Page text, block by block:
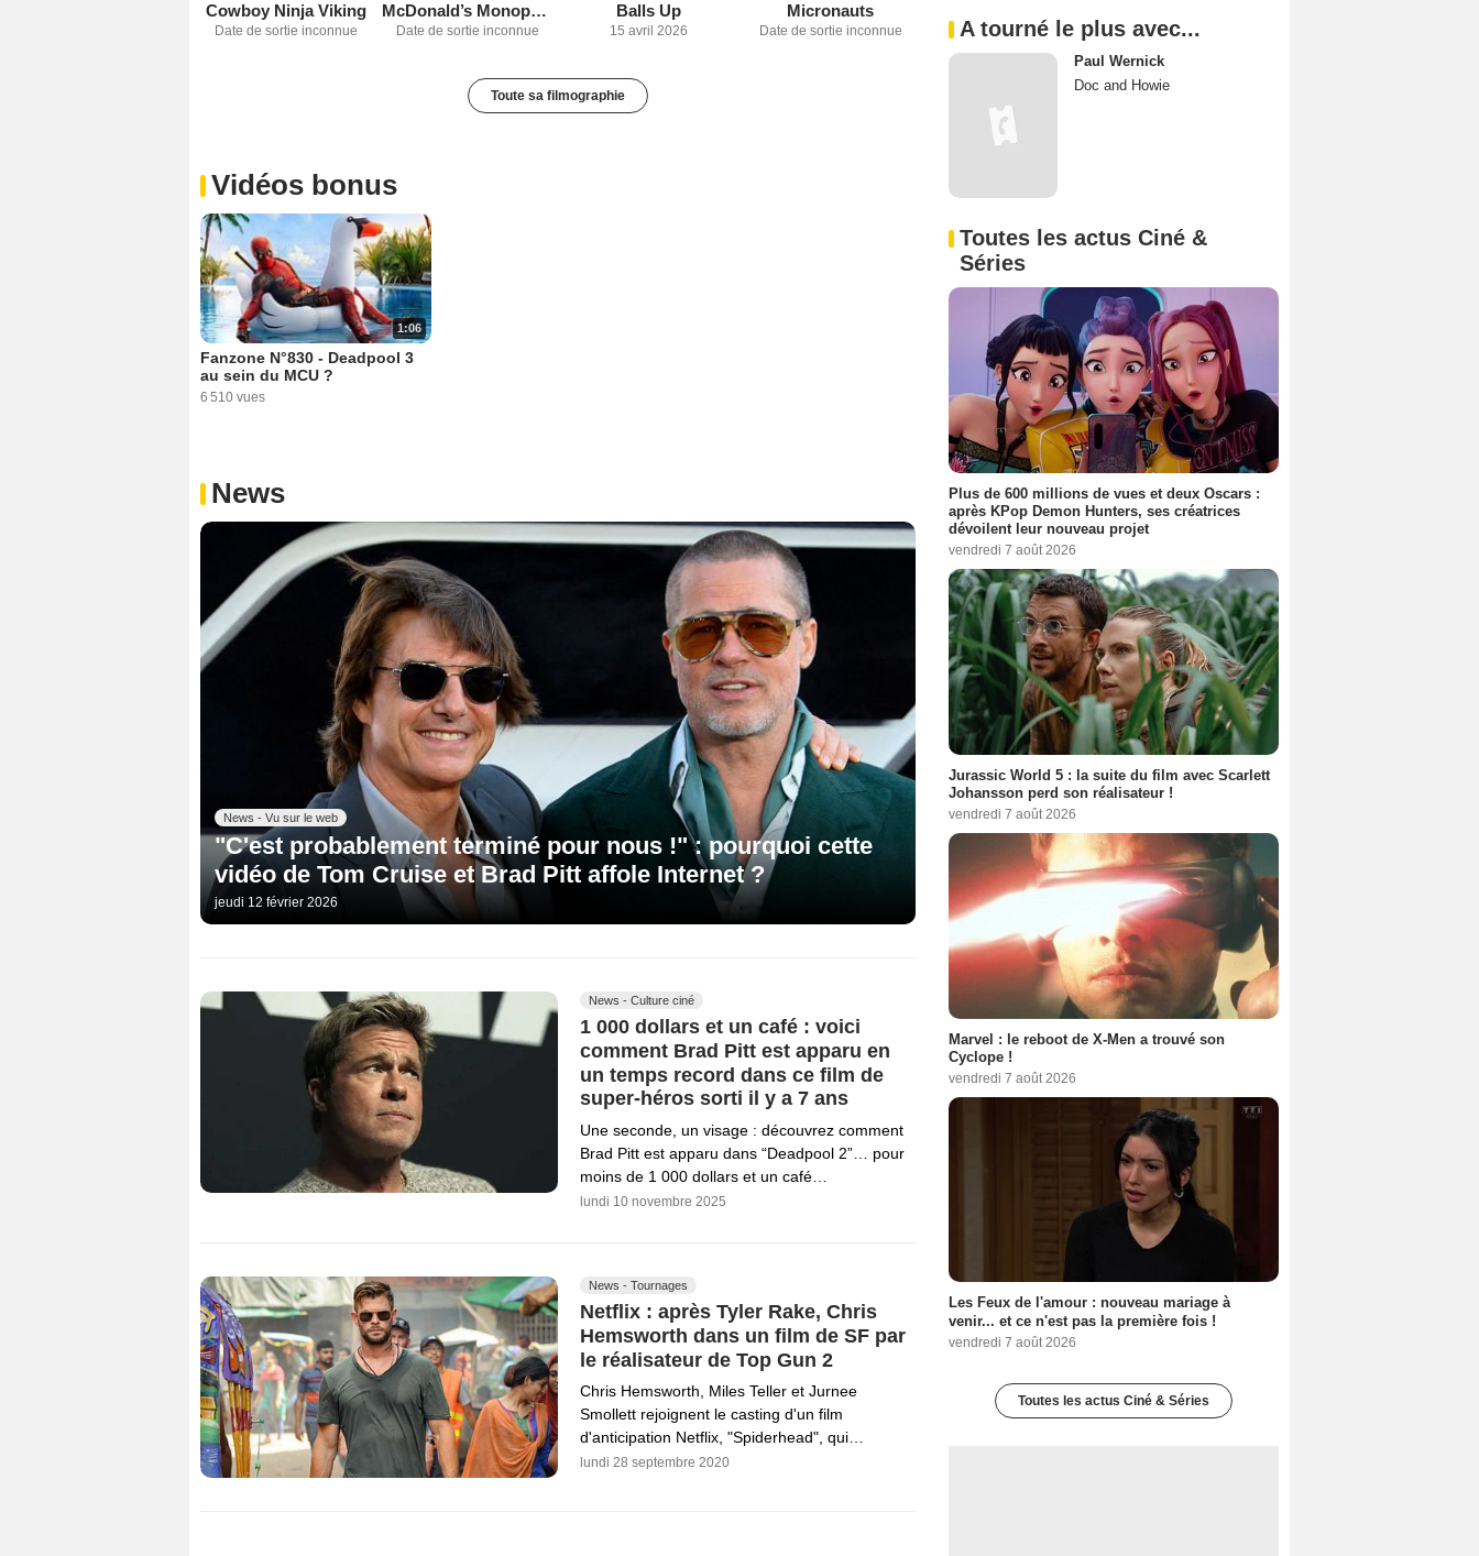
Cowboy Ninja Viking
Date de sortie inconnue
McDonald’s Monopoly Scandal Movie by Ben Affleck
Date de sortie inconnue
Balls Up
15 avril 2026
Micronauts
Date de sortie inconnue
Toute sa filmographie
Vidéos bonus
1:06
Fanzone N°830 - Deadpool 3
au sein du MCU ?
6 510 vues
News
News - Vu sur le web
"C'est probablement terminé pour nous !" : pourquoi cette
vidéo de Tom Cruise et Brad Pitt affole Internet ?
jeudi 12 février 2026
News - Culture ciné
1 000 dollars et un café : voici
comment Brad Pitt est apparu en
un temps record dans ce film de
super-héros sorti il y a 7 ans
Une seconde, un visage : découvrez comment
Brad Pitt est apparu dans “Deadpool 2”… pour
moins de 1 000 dollars et un café…
lundi 10 novembre 2025
News - Tournages
Netflix : après Tyler Rake, Chris
Hemsworth dans un film de SF par
le réalisateur de Top Gun 2
Chris Hemsworth, Miles Teller et Jurnee
Smollett rejoignent le casting d'un film
d'anticipation Netflix, "Spiderhead", qui…
lundi 28 septembre 2020
A tourné le plus avec...
Paul Wernick
Doc and Howie
Toutes les actus Ciné &
Séries
Plus de 600 millions de vues et deux Oscars :
après KPop Demon Hunters, ses créatrices
dévoilent leur nouveau projet
vendredi 7 août 2026
Jurassic World 5 : la suite du film avec Scarlett
Johansson perd son réalisateur !
vendredi 7 août 2026
Marvel : le reboot de X-Men a trouvé son
Cyclope !
vendredi 7 août 2026
Les Feux de l'amour : nouveau mariage à
venir... et ce n'est pas la première fois !
vendredi 7 août 2026
Toutes les actus Ciné & Séries